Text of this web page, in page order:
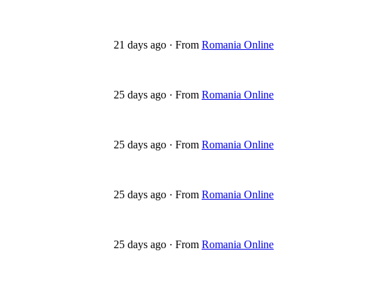
21 days ago · From Romania Online
25 days ago · From Romania Online
25 days ago · From Romania Online
25 days ago · From Romania Online
25 days ago · From Romania Online